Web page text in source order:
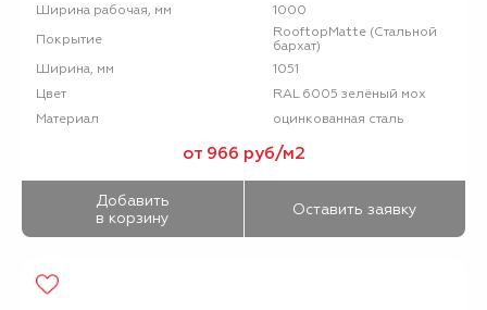
Ширина рабочая, мм
1000
Покрытие
RooftopMatte (Стальной
бархат)
Ширина, мм
1051
Цвет
RAL 6005 зелёный мох
Материал
оцинкованная сталь
от 966 руб/м2
Добавить
в корзину
Оставить заявку